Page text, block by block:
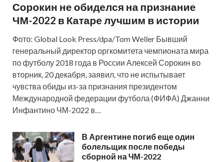
Сорокин не обиделся на признание
ЧМ-2022 в Катаре лучшим в истории
Фото: Global Look Press/dpa/Tom Weller Бывший
генеральный директор оргкомитета чемпионата мира
по футболу 2018 года в России Алексей Сорокин во
вторник, 20 декабря, заявил, что не испытывает
чувства обиды из-за признания президентом
Международной федерации футбола (ФИФА) Джанни
Инфантино ЧМ-2022 в…
В Аргентине погиб еще один
болельщик после победы
сборной на ЧМ-2022